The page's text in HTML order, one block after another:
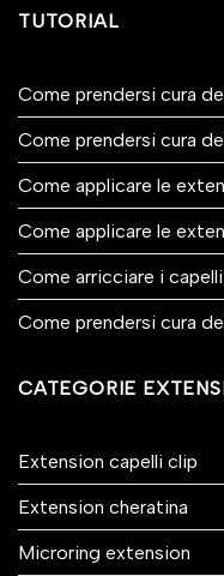
TUTORIAL
Come prendersi cura
Come prendersi cura
Come applicare le
Come applicare le
Come arricciare i
Come prendersi cura
CATEGORIE
Extension capelli clip
Extension cheratina
Microring extension